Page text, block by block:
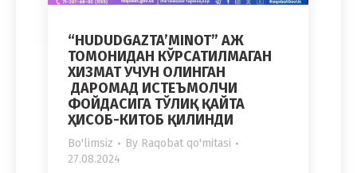
“HUDUDGAZTA’MINOT” АЖ
ТОМОНИДАН КЎРСАТИЛМАГАН
ХИЗМАТ УЧУН ОЛИНГАН
ДАРОМАД ИСТЕЪМОЛЧИ
ФОЙДАСИГА ТЎЛИҚ ҚАЙТА
ҲИСОБ-КИТОБ ҚИЛИНДИ
Bo'limsiz By Raqobat qo'mitasi
27.08.2024